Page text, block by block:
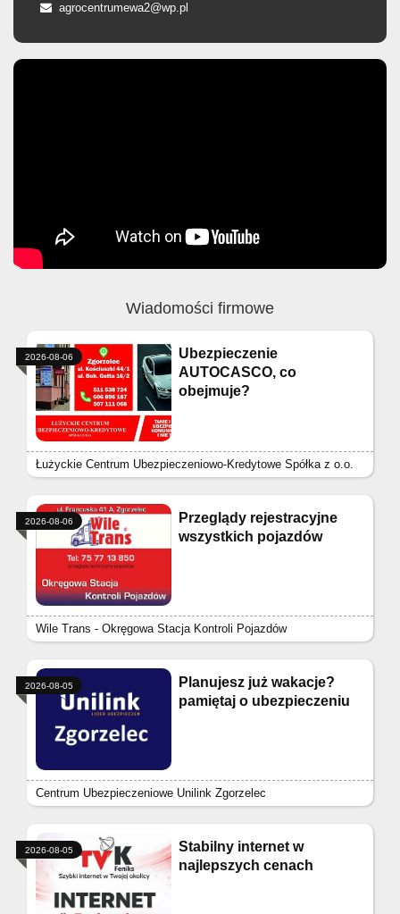
agrocentrumewa2@wp.pl
Wiadomości firmowe
Ubezpieczenie
AUTOCASCO, co
obejmuje?
Łużyckie Centrum Ubezpieczeniowo-Kredytowe Spółka z o.o.
2026-08-06
Przeglądy rejestracyjne
wszystkich pojazdów
Wile Trans - Okręgowa Stacja Kontroli Pojazdów
2026-08-06
Planujesz już wakacje?
pamiętaj o ubezpieczeniu
Centrum Ubezpieczeniowe Unilink Zgorzelec
2026-08-05
Stabilny internet w
najlepszych cenach
2026-08-05